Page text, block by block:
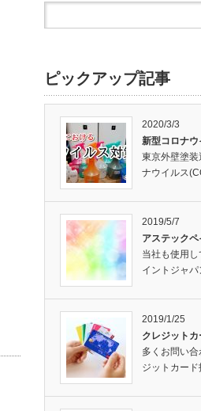
ピックアップ記事
2020/3/3
新型コロナ
東京外壁塗装
ナウイルス
2019/5/7
アステック
当社も使用
イントジャ
2019/1/25
クレジット
多くお問い
ジットカー